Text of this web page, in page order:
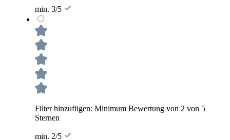
min. 3/5
Filter hinzufügen: Minimum Bewertung von 2 von 5
Sternen
min. 2/5